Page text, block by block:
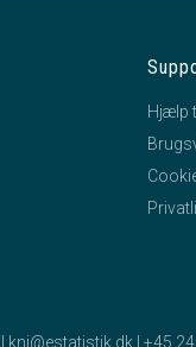
Hjælp
kni@estatistik.dk +45